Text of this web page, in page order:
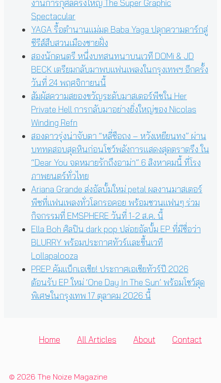
งานการกุศลครั้งใหญ่ The Super Graphic
Spectacular
YAGA รื้อตำนานแม่มด Baba Yaga ปลุกความดาร์กสู่
ซีรีส์สืบสวนเมืองชายฝั่ง
สองนักดนตรี หนึ่งบทสนทนาบนเวที DOMi & JD
BECK เตรียมกลับมาพบแฟนเพลงในกรุงเทพฯ อีกครั้ง
วันที่ 24 พฤศจิกายนนี้
สัมผัสความสยองขวัญระดับมาสเตอร์พีซใน Her
Private Hell การกลับมาอย่างยิ่งใหญ่ของ Nicolas
Winding Refn
สองดาวรุ่งน่าจับตา “หลี่ซือถง – หวังเหยียนทง” ผ่าน
บททดสอบสุดหินก่อนโชว์พลังการแสดงสุดตราตรึง ใน
“Dear You จดหมายรักถึงอาม่า” 6 สิงหาคมนี้ ที่โรง
ภาพยนตร์ทั่วไทย
Ariana Grande ส่งอัลบั้มใหม่ petal ผลงานมาสเตอร์
พีซที่แฟนเพลงทั่วโลกรอคอย พร้อมชวนแฟนๆ ร่วม
กิจกรรมที่ EMSPHERE วันที่ 1-2 ส.ค. นี้
Ella Boh ศิลปิน dark pop ปล่อยอัลบั้ม EP ที่มีชื่อว่า
BLURRY พร้อมประกาศทัวร์และขึ้นเวที
Lollapalooza
PREP คัมแบ็กเอเชีย! ประกาศเอเชียทัวร์ปี 2026
ต้อนรับ EP ใหม่ ‘One Day In The Sun’ พร้อมโชว์สุด
พิเศษในกรุงเทพ 17 ตุลาคม 2026 นี้
Home All Articles About Contact
© 2026 The Noize Magazine